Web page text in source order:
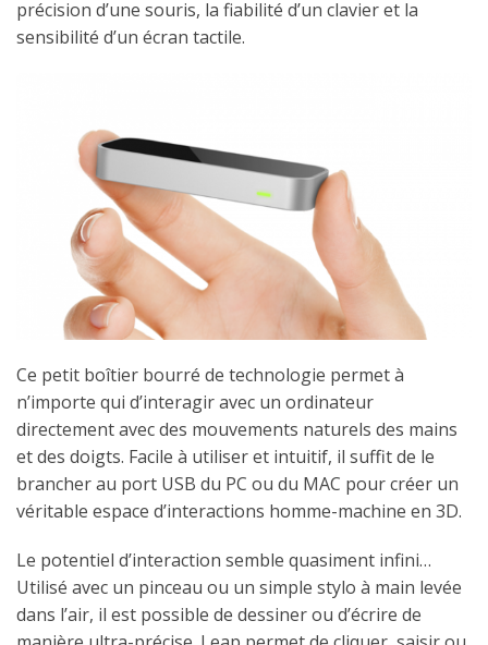
précision d’une souris, la fiabilité d’un clavier et la
sensibilité d’un écran tactile.
Ce petit boîtier bourré de technologie permet à
n’importe qui d’interagir avec un ordinateur
directement avec des mouvements naturels des mains
et des doigts. Facile à utiliser et intuitif, il suffit de le
brancher au port USB du PC ou du MAC pour créer un
véritable espace d’interactions homme-machine en 3D.
Le potentiel d’interaction semble quasiment infini…
Utilisé avec un pinceau ou un simple stylo à main levée
dans l’air, il est possible de dessiner ou d’écrire de